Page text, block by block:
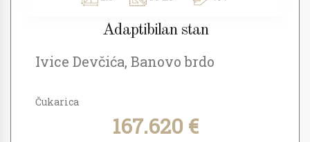
Adaptibilan stan
Ivice Devčića, Banovo brdo
Čukarica
167.620 €